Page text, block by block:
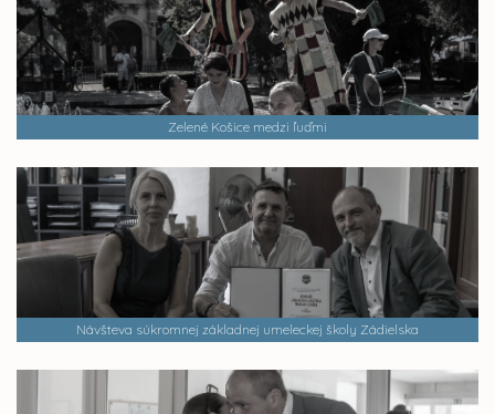
Zelené Košice medzi ľuďmi
Návšteva súkromnej základnej umeleckej školy Zádielska